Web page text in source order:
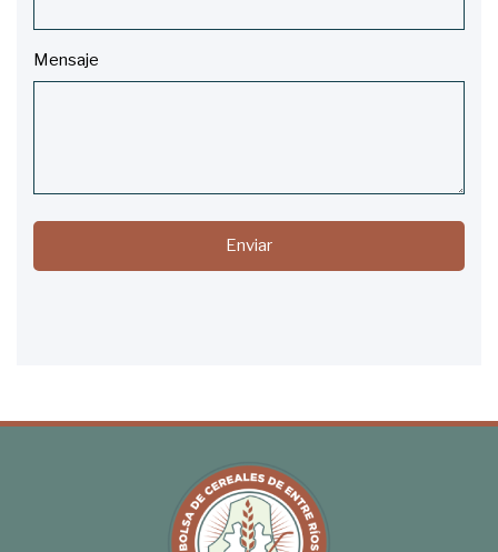
Mensaje
Enviar